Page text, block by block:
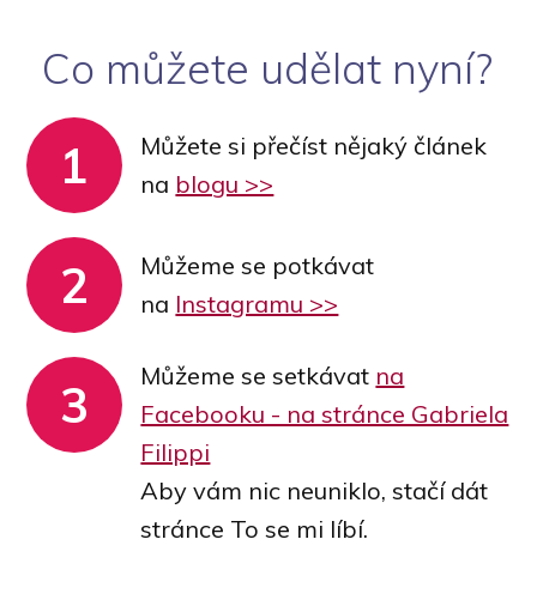
Co můžete udělat nyní?
1
Můžete si přečíst nějaký článek
na blogu >>
2
Můžeme se potkávat
na Instagramu >>
3 Můžeme se setkávat na
Facebooku - na stránce Gabriela
Filippi
Aby vám nic neuniklo, stačí dát
stránce To se mi líbí.